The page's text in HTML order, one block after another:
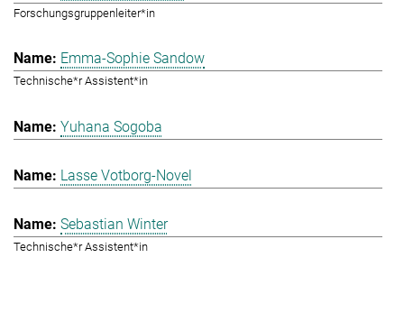
Forschungsgruppenleiter*in
Emma-Sophie Sandow
Technische*r Assistent*in
Yuhana Sogoba
Lasse Votborg-Novel
Sebastian Winter
Technische*r Assistent*in